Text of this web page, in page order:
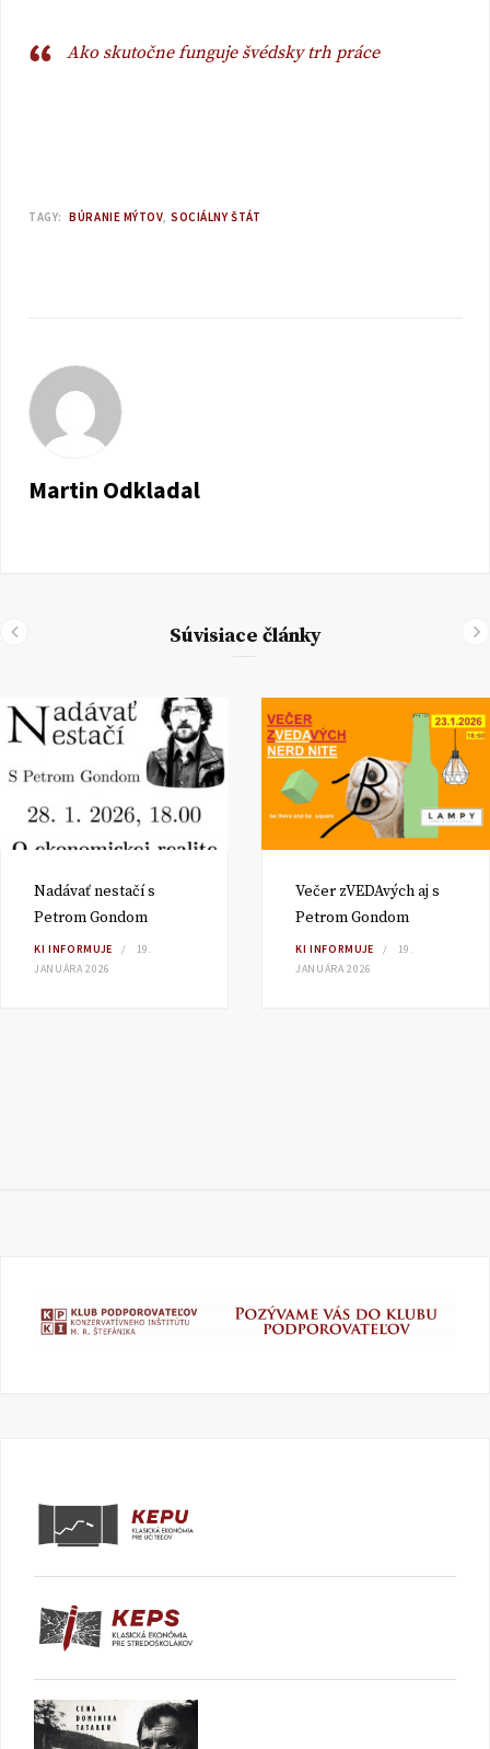
Ako skutočne funguje švédsky trh práce
TAGY: BÚRANIE MÝTOV SOCIÁLNY ŠTÁT
Martin Odkladal
Súvisiace články
Nadávať nestačí s
Petrom Gondom
KI INFORMUJE
19.
JANUÁRA 2026
Večer zVEDAvých aj s
Petrom Gondom
KI INFORMUJE
19.
JANUÁRA 2026